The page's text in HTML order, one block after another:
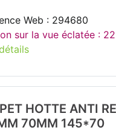
Web : 294680
sur la vue éclatée : 22
HOTTE ANTI
70MM 145*70